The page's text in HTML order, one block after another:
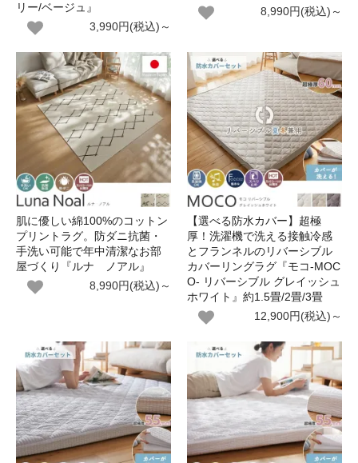
リー/ベージュ』
3,990円(税込)～
8,990円(税込)～
肌に優しい綿100%のコットン
プリントラグ。防ダニ抗菌・
手洗い可能で年中清潔なお部
屋づくり『ルナ ノアル』
8,990円(税込)～
【選べる防水カバー】超極
厚！洗濯機で洗える接触冷感
とフランネルのリバーシブル
カバーリングラグ『モコ-MOC
O- リバーシブル グレイッシュ
ホワイト』約1.5畳/2畳/3畳
12,900円(税込)～